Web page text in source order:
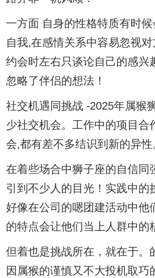
一方面 自身的性格特质有时
自我,在感情关系中容易忽视
约会时左右只谈论自己的感兴
忽略了伴侣的想法！
社交机遇同挑战 -2025年属猴
少社交机会。工作中的项目合
会,都有差不多结识到新的异性
在着些场合中狮子座的自信同
引到不少人的目光！实践中的
好像在公司的嗯团建活动中他
的特点会让他们当上人群中的
但着也是挑战所在，就在于。
因属猴的谨慎又不大投机取巧